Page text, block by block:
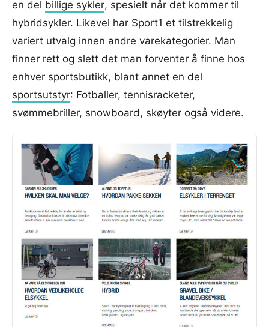
en del billige sykler, spesielt når det kommer til
hybridsykler. Likevel har Sport1 et tilstrekkelig
variert utvalg innen andre varekategorier. Man
finner rett og slett det man forventer å finne hos
enhver sportsbutikk, blant annet en del
sportsutstyr: Fotballer, tennisracketer,
svømmebriller, snowboard, skøyter også videre.